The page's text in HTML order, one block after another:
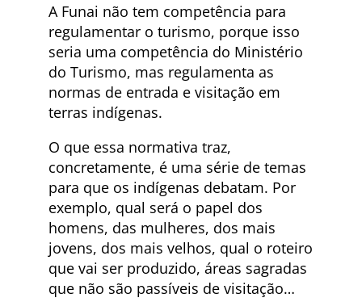
A Funai não tem competência para
regulamentar o turismo, porque isso
seria uma competência do Ministério
do Turismo, mas regulamenta as
normas de entrada e visitação em
terras indígenas.
O que essa normativa traz,
concretamente, é uma série de temas
para que os indígenas debatam. Por
exemplo, qual será o papel dos
homens, das mulheres, dos mais
jovens, dos mais velhos, qual o roteiro
que vai ser produzido, áreas sagradas
que não são passíveis de visitação…